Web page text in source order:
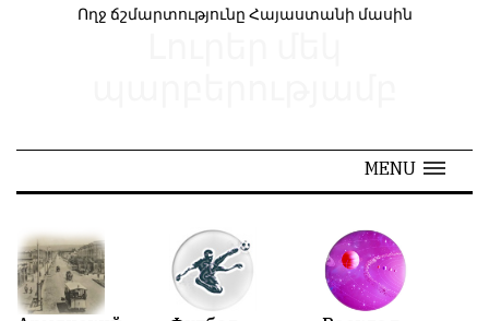
АРХИВ
« Июнь 2026
Ողջ ճշմարտությունը Հայաստանի մասին
MENU